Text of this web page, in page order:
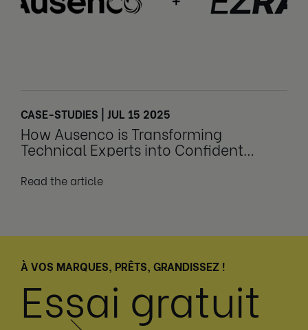
CASE-STUDIES | JUL 15 2025
How Ausenco is Transforming
Technical Experts into Confident
Read the article
À VOS MARQUES, PRÊTS, GRANDISSEZ !
Essai gratuit